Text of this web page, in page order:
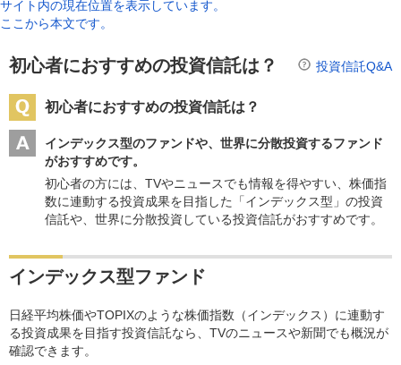
サイト内の現在位置を表示しています。
ここから本文です。
初心者におすすめの投資信託は？ 投資信託Q&A
初心者におすすめの投資信託は？
インデックス型のファンドや、世界に分散投資するファンド
がおすすめです。
初心者の方には、TVやニュースでも情報を得やすい、株価指
数に連動する投資成果を目指した「インデックス型」の投資
信託や、世界に分散投資している投資信託がおすすめです。
インデックス型ファンド
日経平均株価やTOPIXのような株価指数（インデックス）に連動す
る投資成果を目指す投資信託なら、TVのニュースや新聞でも概況が
確認できます。